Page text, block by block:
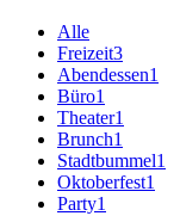
Alle
Freizeit3
Abendessen1
Büro1
Theater1
Brunch1
Stadtbummel1
Oktoberfest1
Party1